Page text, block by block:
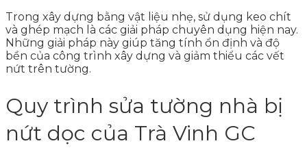
Trong xây dựng bằng vật liệu nhẹ, sử dụng keo chít
và ghép mạch là các giải pháp chuyên dụng hiện nay.
Những giải pháp này giúp tăng tính ổn định và độ
bền của công trình xây dựng và giảm thiểu các vết
nứt trên tường.
Quy trình sửa tường nhà bị
nứt dọc của Trà Vinh GC